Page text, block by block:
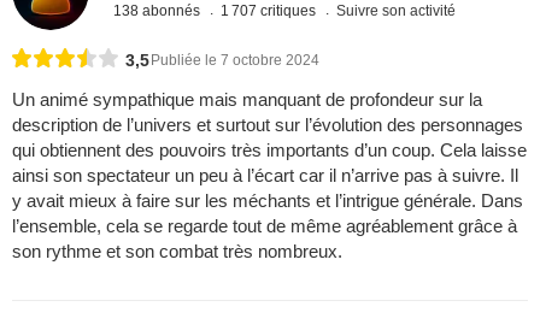
138 abonnés 1 707 critiques Suivre son activité
3,5Publiée le 7 octobre 2024
Un animé sympathique mais manquant de profondeur sur la
description de l’univers et surtout sur l’évolution des personnages
qui obtiennent des pouvoirs très importants d’un coup. Cela laisse
ainsi son spectateur un peu à l’écart car il n’arrive pas à suivre. Il
y avait mieux à faire sur les méchants et l’intrigue générale. Dans
l’ensemble, cela se regarde tout de même agréablement grâce à
son rythme et son combat très nombreux.